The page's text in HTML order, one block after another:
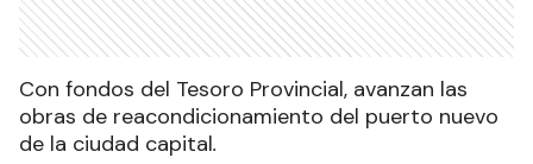
Con fondos del Tesoro Provincial, avanzan las
obras de reacondicionamiento del puerto nuevo
de la ciudad capital.